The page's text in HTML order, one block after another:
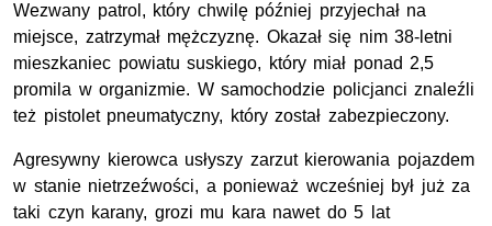
Wezwany patrol, który chwilę później przyjechał na
miejsce, zatrzymał mężczyznę. Okazał się nim 38-letni
mieszkaniec powiatu suskiego, który miał ponad 2,5
promila w organizmie. W samochodzie policjanci znaleźli
też pistolet pneumatyczny, który został zabezpieczony.
Agresywny kierowca usłyszy zarzut kierowania pojazdem
w stanie nietrzeźwości, a ponieważ wcześniej był już za
taki czyn karany, grozi mu kara nawet do 5 lat